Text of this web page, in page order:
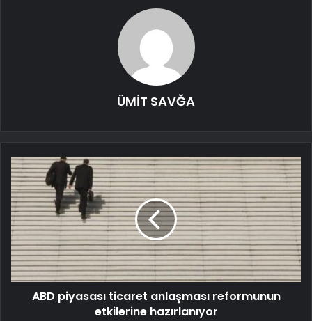
ÜMİT SAVĞA
ABD piyasası ticaret anlaşması reformunun
etkilerine hazırlanıyor